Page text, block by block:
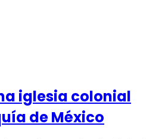
iglesia colonial
de México